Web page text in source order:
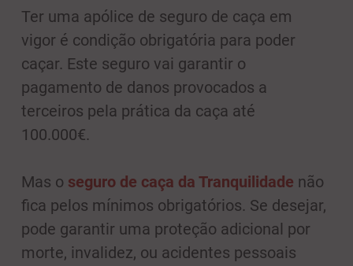
Ter uma apólice de seguro de caça em
vigor é condição obrigatória para poder
caçar. Este seguro vai garantir o
pagamento de danos provocados a
terceiros pela prática da caça até
100.000€.
Mas o seguro de caça da Tranquilidade não
fica pelos mínimos obrigatórios. Se desejar,
pode garantir uma proteção adicional por
morte, invalidez, ou acidentes pessoais